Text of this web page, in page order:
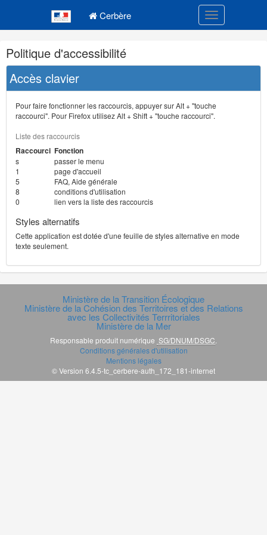
Cerbère Toggle
Navigation
et
outils
annexes
Politique d'accessibilité
Accès clavier
Pour faire fonctionner les raccourcis, appuyer sur Alt + "touche
raccourci". Pour Firefox utilisez Alt + Shift + "touche raccourci".
Liste des raccourcis
Raccourci Fonction
s
passer le menu
1
page d'accueil
5
FAQ, Aide générale
8
conditions d'utilisation
0
lien vers la liste des raccourcis
Styles alternatifs
Cette application est dotée d'une feuille de styles alternative en mode
texte seulement.
Ministère de la Transition Écologique
Ministère de la Cohésion des Territoires et des Relations
avec les Collectivités Terrritoriales
Ministère de la Mer
Responsable produit numérique SG/DNUM/DSGC
Conditions générales d'utilisation
Mentions légales
© Version 6.4.5-tc_cerbere-auth_172_181-internet